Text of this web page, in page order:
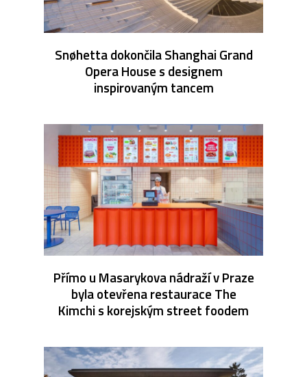
Snøhetta dokončila Shanghai Grand
Opera House s designem
inspirovaným tancem
Přímo u Masarykova nádraží v Praze
byla otevřena restaurace The
Kimchi s korejským street foodem